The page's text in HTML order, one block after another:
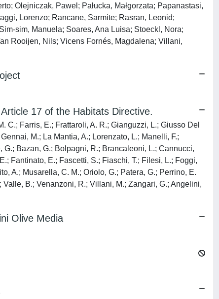
Olejniczak, Pawel; Pałucka, Małgorzata; Papanastasi,
Lorenzo; Rancane, Sarmite; Rasran, Leonid;
Manuela; Soares, Ana Luisa; Stoeckl, Nora;
Rooijen, Nils; Vicens Fornés, Magdalena; Villani,
17 of the Habitats Directive.
C.; Farris, E.; Frattaroli, A. R.; Gianguzzi, L.; Giusso Del
M.; La Mantia, A.; Lorenzato, L.; Manelli, F.;
Bazan, G.; Bolpagni, R.; Brancaleoni, L.; Cannucci,
Fantinato, E.; Fascetti, S.; Fiaschi, T.; Filesi, L.; Foggi,
A.; Musarella, C. M.; Oriolo, G.; Patera, G.; Perrino, E.
B.; Venanzoni, R.; Villani, M.; Zangari, G.; Angelini,
Olive Media